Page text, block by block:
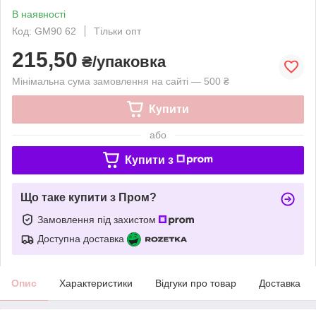
В наявності
Код: GM90 62
Тільки опт
215,50 ₴/упаковка
Мінімальна сума замовлення на сайті — 500 ₴
Купити
або
Купити з
Що таке купити з Пром?
Замовлення під захистом
Доступна доставка
Опис Характеристики Відгуки про товар Доставка